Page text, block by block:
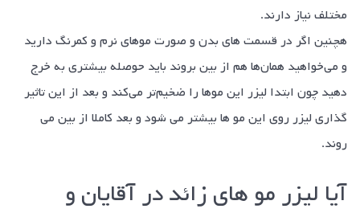
مختلف نیاز دارند.
هچنین اگر در قسمت های بدن و صورت مو‌های نرم و کمرنگ دارید
و می‌خواهید همان‌ها هم از بین بروند باید حوصله بیشتری به خرج
دهید چون ابتدا لیزر این مو‌ها را ضخیم‌تر می‌کند و بعد از این تاثیر
گذاری لیزر روی این مو ها بیشتر می شود و بعد کاملا از بین می
روند.
آیا لیزر مو های زائد در آقایان و